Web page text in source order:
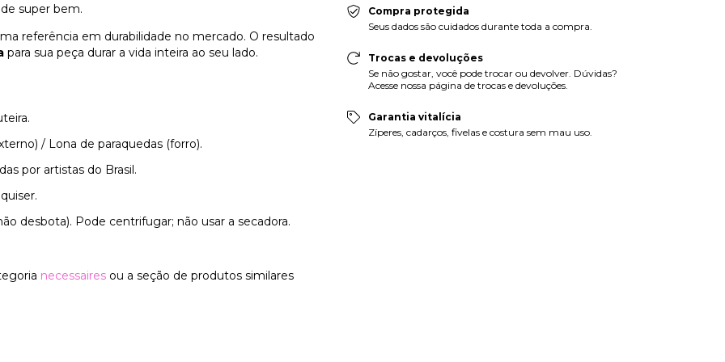
super bem.
referência em durabilidade no mercado. O resultado
para sua peça durar a vida inteira ao seu lado.
/ Lona de paraquedas (forro).
por artistas do Brasil.
desbota). Pode centrifugar; não usar a secadora.
necessaires ou a seção de produtos similares
Compra protegida
Seus dados são cuidados durante toda a compra.
Trocas e devoluções
Se não gostar, você pode trocar ou devolver. Dúvidas?
Acesse nossa página de trocas e devoluções.
Garantia vitalícia
Zíperes, cadarços, fivelas e costura sem mau uso.